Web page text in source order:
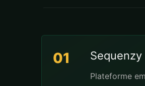
01 Sequenzy
Plateforme